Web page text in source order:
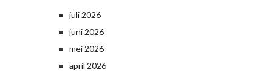
juli 2026
juni 2026
mei 2026
april 2026